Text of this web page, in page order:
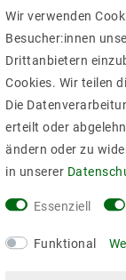
Wir verwenden
Besucher:innen
Drittanbietern
Cookies. Wir teilen
Die
erteilt oder
ändern oder zu
in unserer
Essenziell
Funktional